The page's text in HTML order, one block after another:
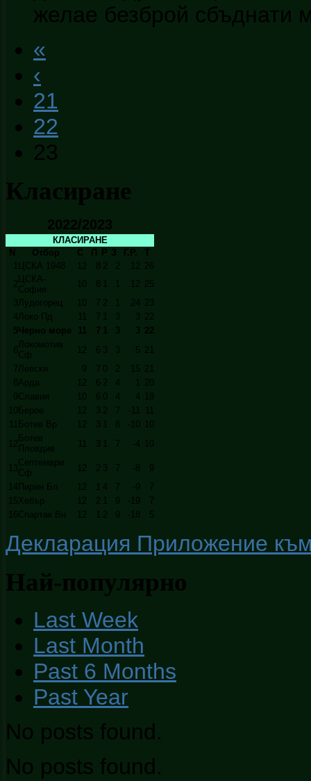
желае безброй сбъднати
«
‹
21
22
23
Класиране
2022/2023
КЛАСИРАНЕ
N
Отбор С П Р З Г.Р.
Т
ЦСКА 1948 12 8 2 2 12 26
2 ЦСКА-
София
10 8 12 25
3 Лудогорец 10 7 2 24
23
4 Локо Пд 7 3 3 22
5Черно море 11 7 1 3 3
22
6
Локомотив
Сф
12 6 3 3 5 21
7 Левски 9 7 0 2 15 21
8 Арда 12 6 2 4
20
9 Славия 10 6 0 4 4
18
10 Берое 12 3 2 7 -11
Ботев Вр 12 3 8 -10
10
12
Ботев
Пловдив
3 7 -4 10
13
Септември
Сф
12 2 3 7 -8
9
14 Пирин Бл 12 4 7 -9
7
15Хебър 12 2 9 -19
7
16Спартак Вн 12 2 9 -18 5
Декларация Приложение
Най-популярно
Last Week
Last Month
Past 6 Months
Past Year
No posts found.
No posts found.